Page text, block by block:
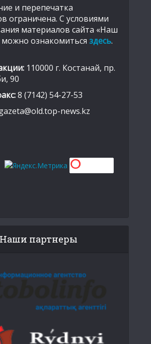
и перепечатка
ограничена. С условиями
материалов сайта «Наш
можно ознакомиться здесь.
110000 г. Костанай, пр.
90
8 (7142) 54-27-53
news.kz
Наши партнеры